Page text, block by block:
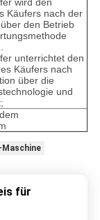
Käufers nach der
den Betrieb
unterrichtet den
Käufers nach
über die
und
für